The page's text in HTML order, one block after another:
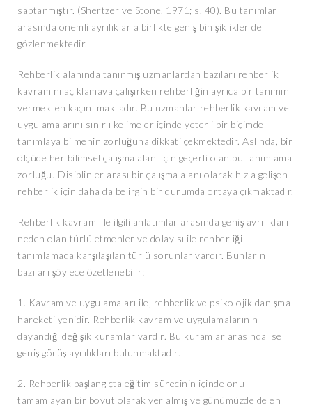
saptanmıştır. (Shertzer ve Stone, 1971; s. 40). Bu tanımlar
arasında önemli ayrılıklarla birlikte geniş binişiklikler de
gözlenmektedir.
Rehberlik alanında tanınmış uzmanlardan bazıları rehberlik
kavramını açıklamaya çalışırken rehberliğin ayrıca bir tanımını
vermekten kaçınılmaktadır. Bu uzmanlar rehberlik kavram ve
uygulamalarını sınırlı kelimeler içinde yeterli bir biçimde
tanımlaya bilmenin zorluğuna dikkati çekmektedir. Aslında, bir
ölçüde her bilimsel çalışma alanı için geçerli olan.bu tanımlama
zorluğu.' Disiplinler arası bir çalışma alanı olarak hızla gelişen
rehberlik için daha da belirgin bir durumda ortaya çıkmaktadır.
Rehberlik kavramı ile ilgili anlatımlar arasında geniş ayrılıkları
neden olan türlü etmenler ve dolayısı ile rehberliği
tanımlamada karşılaşılan türlü sorunlar vardır. Bunların
bazıları şöylece özetlenebilir:
1. Kavram ve uygulamaları ile, rehberlik ve psikolojik danışma
hareketi yenidir. Rehberlik kavram ve uygulamalarının
dayandığı değişik kuramlar vardır. Bu kuramlar arasında ise
geniş görüş ayrılıkları bulunmaktadır.
2. Rehberlik başlangıçta eğitim sürecinin içinde onu
tamamlayan bir boyut olarak yer almış ve günümüzde de en